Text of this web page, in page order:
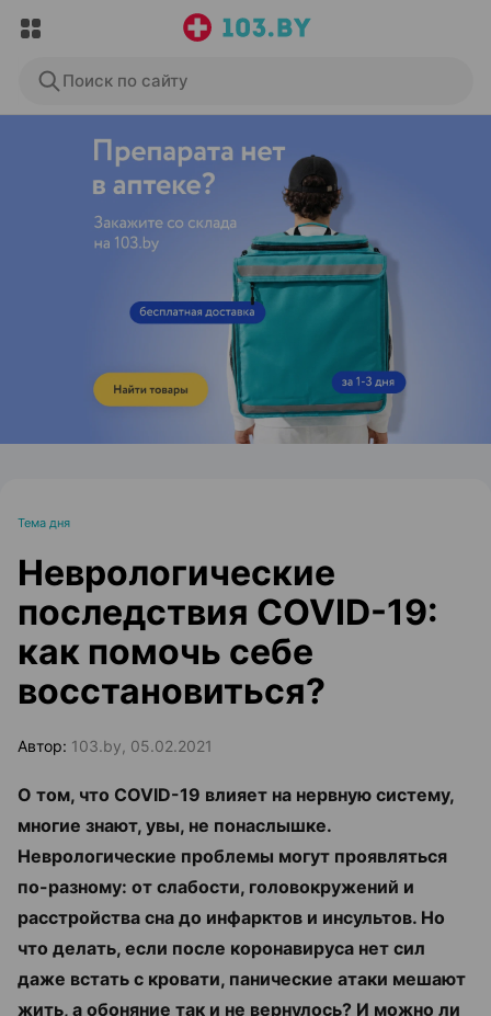
Поиск по сайту
ЭФФЕКТИВНАЯ РЕКЛАМА НА САЙТЕ
Тема дня
Неврологические
последствия COVID-19:
как помочь себе
восстановиться?
Автор: 103.by, 05.02.2021
О том, что COVID-19 влияет на нервную систему,
многие знают, увы, не понаслышке.
Неврологические проблемы могут проявляться
по-разному: от слабости, головокружений и
расстройства сна до инфарктов и инсультов. Но
что делать, если после коронавируса нет сил
даже встать с кровати, панические атаки мешают
жить, а обоняние так и не вернулось? И можно ли